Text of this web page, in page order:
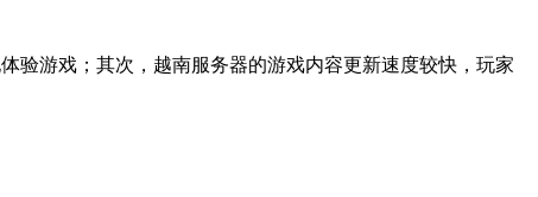
验游戏；其次，越南服务器的游戏内容更新速度较快，玩家